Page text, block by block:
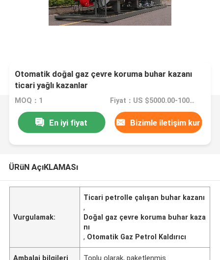
Otomatik doğal gaz çevre koruma buhar kazanı
ticari yağlı kazanlar
MOQ：1 Fiyat：US $5000.00-10000.00
En iyi fiyat Bizimle iletişim kur
ÜRüN AçıKLAMASı
Vurgulamak:
Ticari petrolle çalışan buhar kazanı
,
Doğal gaz çevre koruma buhar kaza
nı
, Otomatik Gaz Petrol Kaldırıcı
Ambalaj bilgileri Toplu olarak, paketlenmiş